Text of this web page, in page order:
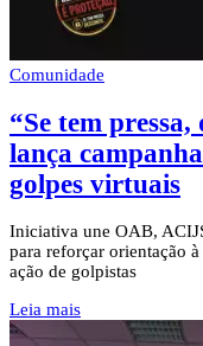
Comunidade
“Se tem
lança
golpes virtuais
Iniciativa une OAB,
para reforçar orientação
ação de golpistas
Leia mais